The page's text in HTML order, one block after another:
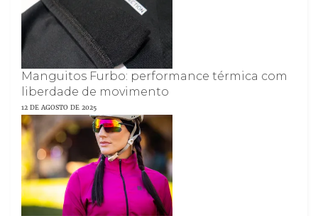
Manguitos Furbo: performance térmica com
liberdade de movimento
12 DE AGOSTO DE 2025